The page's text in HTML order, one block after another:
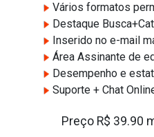
Vários formatos
Destaque
Inserido no e-mail
Área Assinante de
Desempenho e
Suporte + Chat
Preço R$ 39.90